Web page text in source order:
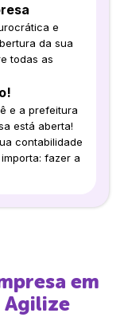
e
da sua
todas as
e a prefeitura
está aberta!
contabilidade
fazer a
em
Agilize